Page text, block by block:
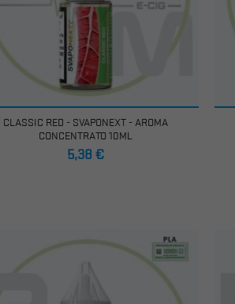
CLASSIC RED - SVAPONEXT - AROMA
CONCENTRATO 10ML
Prezzo
5,38 €